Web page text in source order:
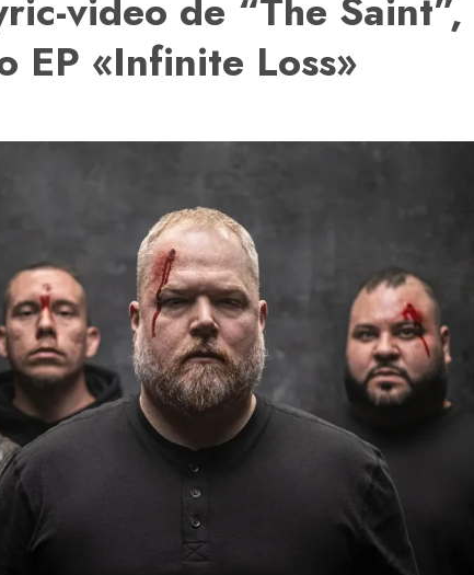
EP «Infinite Loss»